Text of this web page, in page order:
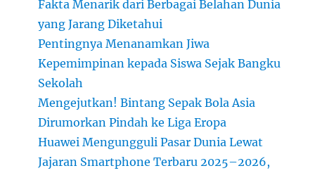
Fakta Menarik dari Berbagai Belahan Dunia
yang Jarang Diketahui
Pentingnya Menanamkan Jiwa
Kepemimpinan kepada Siswa Sejak Bangku
Sekolah
Mengejutkan! Bintang Sepak Bola Asia
Dirumorkan Pindah ke Liga Eropa
Huawei Mengungguli Pasar Dunia Lewat
Jajaran Smartphone Terbaru 2025–2026,